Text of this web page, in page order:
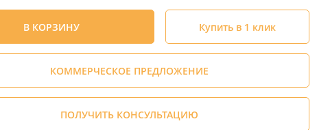
В КОРЗИНУ Купить в 1 клик
КОММЕРЧЕСКОЕ ПРЕДЛОЖЕНИЕ
ПОЛУЧИТЬ КОНСУЛЬТАЦИЮ